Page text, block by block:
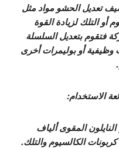
تعديل الحشو مواد مثل
أو التلك لزيادة القوة
فتقوم بتعديل السلسلة
وظيفية أو بوليمرات أخرى
الاستخدام:
المقوى ألياف
الكالسيوم والتلك.